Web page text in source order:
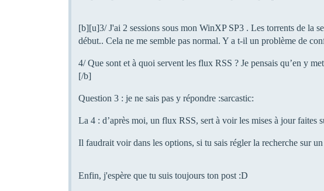
[b][u]3/ J'ai 2 sessions sous mon WinXP SP3 . Les torrents de la
début.. Cela ne me semble pas normal. Y a t-il un problème de
4/ Que sont et à quoi servent les flux RSS ? Je pensais qu’en y
[/b]
Question 3 : je ne sais pas y répondre :sarcastic:
La 4 : d’après moi, un flux RSS, sert à voir les mises à jour faites
Il faudrait voir dans les options, si tu sais régler la recherche sur
Enfin, j'espère que tu suis toujours ton post :D